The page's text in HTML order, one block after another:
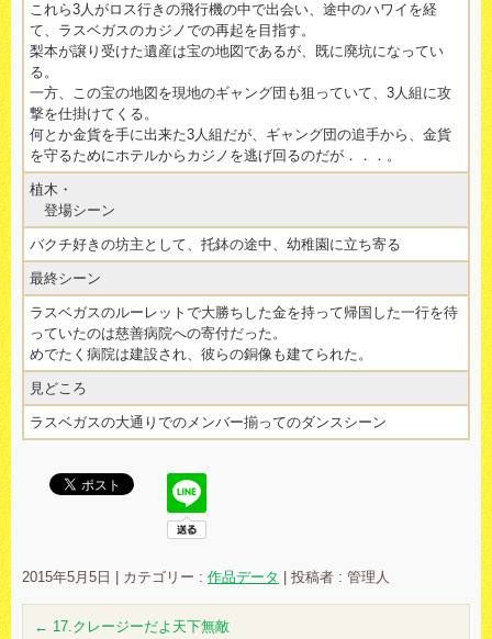
これら3人がロス行きの飛行機の中で出会い、途中のハワイを経
て、ラスベガスのカジノでの再起を目指す。
梨本が譲り受けた遺産は宝の地図であるが、既に廃坑になってい
る。
一方、この宝の地図を現地のギャング団も狙っていて、3人組に攻
撃を仕掛けてくる。
何とか金貨を手に出来た3人組だが、ギャング団の追手から、金貨
を守るためにホテルからカジノを逃げ回るのだが．．．。
植木・
登場シーン
バクチ好きの坊主として、托鉢の途中、幼稚園に立ち寄る
最終シーン
ラスベガスのルーレットで大勝ちした金を持って帰国した一行を待
っていたのは慈善病院への寄付だった。
めでたく病院は建設され、彼らの銅像も建てられた。
見どころ
ラスベガスの大通りでのメンバー揃ってのダンスシーン
2015年5月5日 カテゴリー : 作品データ 投稿者 : 管理人
← 17.クレージーだよ天下無敵